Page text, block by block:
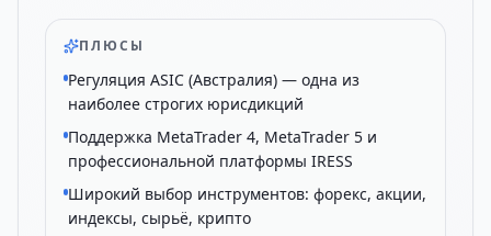
ПЛЮСЫ
Регуляция ASIC (Австралия) — одна из
наиболее строгих юрисдикций
Поддержка MetaTrader 4, MetaTrader 5 и
профессиональной платформы IRESS
Широкий выбор инструментов: форекс, акции,
индексы, сырьё, крипто